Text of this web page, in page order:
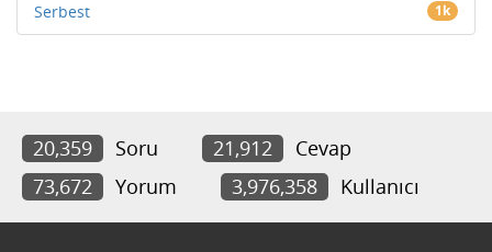
Serbest 1k
20,359 Soru 21,912
Cevap
73,672
Yorum 3,976,358 Kullanıcı